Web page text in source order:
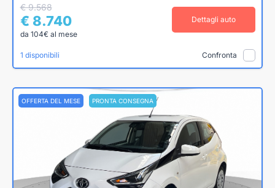
€ 9.568
€ 8.740
da 104€ al mese
Dettagli auto
1 disponibili Confronta
OFFERTA DEL MESE PRONTA CONSEGNA